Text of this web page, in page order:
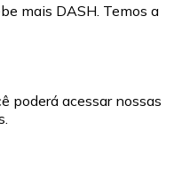
mais DASH. Temos a
poderá acessar nossas